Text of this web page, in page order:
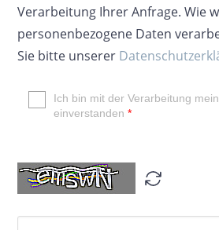
Verarbeitung Ihrer Anfrage. Wie
personenbezogene Daten
Sie bitte unserer
Ich bin mit der Verarbeitung
einverstanden*